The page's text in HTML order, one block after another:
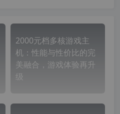
2000元档多核游戏主
机：性能与性价比的完
美融合，游戏体验再升
级